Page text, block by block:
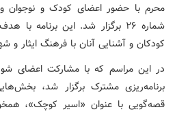
محرم با حضور اعضای کودک و نوجوان
شماره ۲۶ برگزار شد. این
کودکان و آشنایی آنان با فرهنگ ایثار و
در این مراسم که با مشارکت اعضای
برنامه‌ریزی مشترک برگزار شد،
قصه‌گویی با عنوان «اسیر کوچک»،